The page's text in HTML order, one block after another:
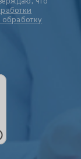
обработку